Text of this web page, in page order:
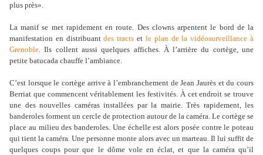
plus près».
La manif se met rapidement en route. Des clowns arpentent le bord de la
manifestation en distribuantdes tracts et le plan de la vidéosurveillance à
Grenoble. Ils collent aussi quelques affiches. À l’arrière du cortège, une
petite batucada chauffe l’ambiance.
C’est lorsque le cortège arrive à l’embranchement de Jean Jaurès et du cours
Berriat que commencent véritablement les festivités. À cet endroit se trouve
une des nouvelles caméras installées par la mairie. Très rapidement, les
banderoles forment un cercle de protection autour de la caméra. Le cortège se
place au milieu des banderoles. Une échelle est alors posée contre le poteau
qui tient la caméra. Une personne monte alors avec un marteau. Il lui suffit de
quelques coups pour que le dôme vole en éclat, et que la caméra qu’il